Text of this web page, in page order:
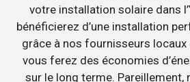
votre installation solaire dans
bénéficierez d’une installation
grâce à nos fournisseurs
vous ferez des économies
sur le long terme. Pareillement,